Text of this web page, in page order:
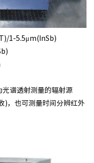
1-5.5μm(InSb)
谱透射测量的辐射源
)，也可测量时间分辨红外